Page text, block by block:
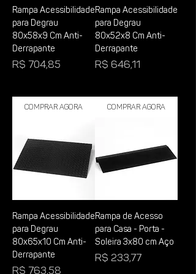
Rampa Acessibilidade
para Degrau
80x58x9 Cm Anti-
Derrapante
Preço
R$ 704,85
Comprar Agora
Rampa Acessibilidade
para Degrau
80x52x8 Cm Anti-
Derrapante
Preço
R$ 646,11
Comprar Agora
Rampa Acessibilidade
para Degrau
80x65x10 Cm Anti-
Derrapante
Preço
R$ 763,58
Rampa de Acesso
para Casa - Porta -
Soleira 3x80 cm Aço
Preço
R$ 233,77